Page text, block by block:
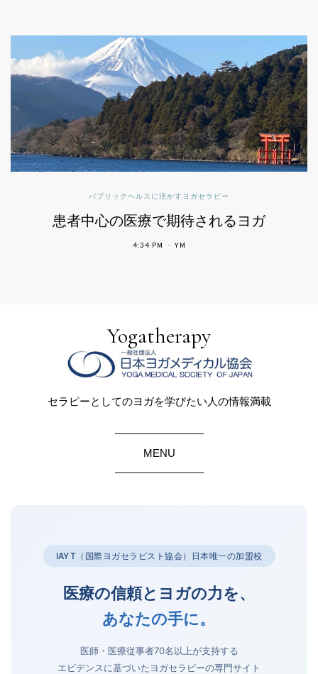
パブリックヘルスに活かすヨガセラピー
患者中心の医療で期待されるヨガ
4:34 PM YM
Yogatherapy
セラピーとしてのヨガを学びたい人の情報満載
MENU
IAYT（国際ヨガセラピスト協会）日本唯一の加盟校
医療の信頼とヨガの力を、
あなたの手に。
医師・医療従事者70名以上が支持する
エビデンスに基づいたヨガセラピーの専門サイト